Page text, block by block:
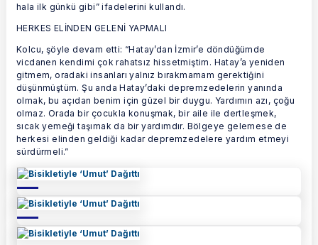
hala ilk günkü gibi” ifadelerini kullandı.
HERKES ELİNDEN GELENİ YAPMALI
Kolcu, şöyle devam etti: “Hatay’dan İzmir’e döndüğümde
vicdanen kendimi çok rahatsız hissetmiştim. Hatay’a yeniden
gitmem, oradaki insanları yalnız bırakmamam gerektiğini
düşünmüştüm. Şu anda Hatay’daki depremzedelerin yanında
olmak, bu açıdan benim için güzel bir duygu. Yardımın azı, çoğu
olmaz. Orada bir çocukla konuşmak, bir aile ile dertleşmek,
sıcak yemeği taşımak da bir yardımdır. Bölgeye gelemese de
herkesi elinden geldiği kadar depremzedelere yardım etmeyi
sürdürmeli.”